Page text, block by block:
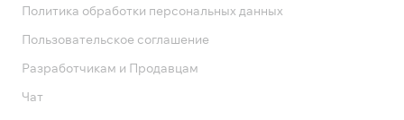
Политика обработки персональных данных
Пользовательское соглашение
Разработчикам и Продавцам
Чат